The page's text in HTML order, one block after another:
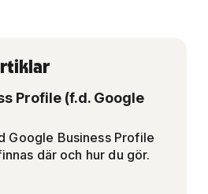
Profile (f.d. Google
Google Business Profile
där och hur du gör.